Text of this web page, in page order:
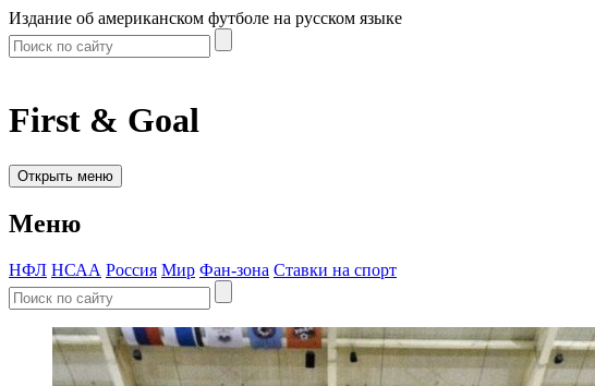
Издание об американском футболе на русском языке
First & Goal
Открыть меню
Меню
НФЛ НСАА Россия Мир Фан-зона Ставки на спорт